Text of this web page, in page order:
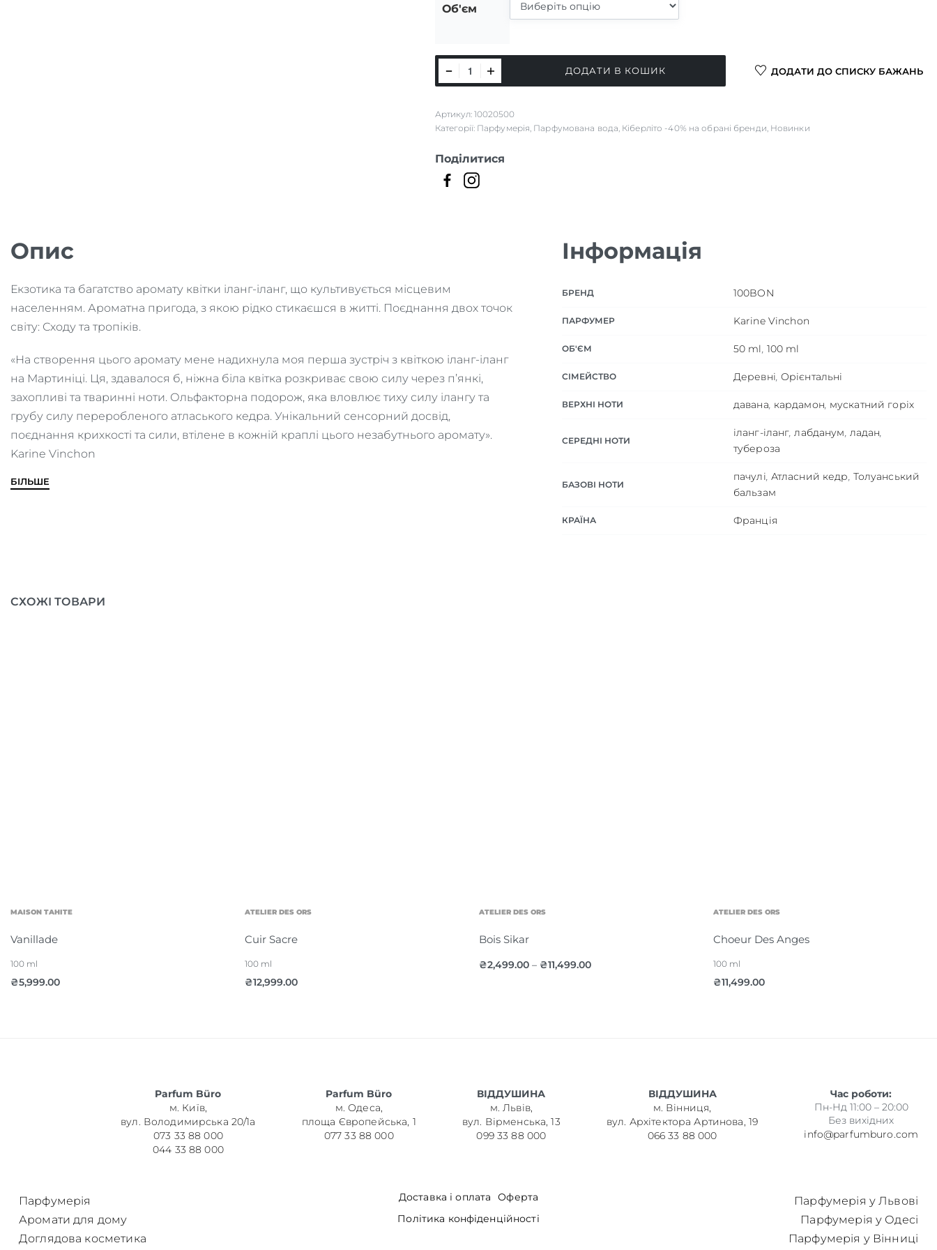
Об'єм
Oriental
Ylang
ДОДАТИ В КОШИК ДОДАТИ ДО СПИСКУ БАЖАНЬ
Артикул: 10020500
Категорії: Парфумерія, Парфумована вода, Кіберліто -40% на обрані бренди, Новинки
Поділитися
Опис
Екзотика та багатство аромату квітки іланг-іланг, що культивується місцевим
населенням. Ароматна пригода, з якою рідко стикаєшся в житті. Поєднання двох точок
світу: Сходу та тропіків.
«На створення цього аромату мене надихнула моя перша зустріч з квіткою іланг-іланг
на Мартиніці. Ця, здавалося б, ніжна біла квітка розкриває свою силу через п’янкі,
захопливі та тваринні ноти. Ольфакторна подорож, яка вловлює тиху силу ілангу та
грубу силу переробленого атласького кедра. Унікальний сенсорний досвід,
поєднання крихкості та сили, втілене в кожній краплі цього незабутнього аромату».
Karine Vinchon
БІЛЬШЕ
Інформація
БРЕНД 100BON
ПАРФУМЕР Karine Vinchon
ОБ'ЄМ 50 ml, 100 ml
СІМЕЙСТВО Деревні, Орієнтальні
ВЕРХНІ НОТИ давана, кардамон, мускатний горіх
СЕРЕДНІ НОТИ
іланг-іланг,лабданум, ладан,
тубероза
БАЗОВІ НОТИ
пачулі, Атласний кедр, Толуанський
бальзам
КРАЇНА Франція
СХОЖІ ТОВАРИ
MAISON TAHITE
Vanillade
100 ml
₴5,999.00
ATELIER DES ORS
Cuir Sacre
100 ml
₴12,999.00
ATELIER DES ORS
Bois Sikar
₴2,499.00 – ₴11,499.00
ATELIER DES ORS
Choeur Des Anges
100 ml
₴11,499.00
Parfum Büro
м. Київ,
вул. Володимирська 20/1а
073 33 88 000
044 33 88 000
Parfum Büro
м. Одеса,
площа Європейська, 1
077 33 88 000
ВІДДУШИНА
м. Львів,
вул. Вірменська, 13
099 33 88 000
ВІДДУШИНА
м. Вінниця,
вул. Архітектора Артинова, 19
066 33 88 000
Час роботи:
Пн-Нд 11:00 – 20:00
Без вихідних
info@parfumburo.com
Парфумерія
Аромати для дому
Доглядова косметика
Доставка і оплата
Оферта
Політика конфіденційності
Парфумерія у Львові
Парфумерія у Одесі
Парфумерія у Вінниці